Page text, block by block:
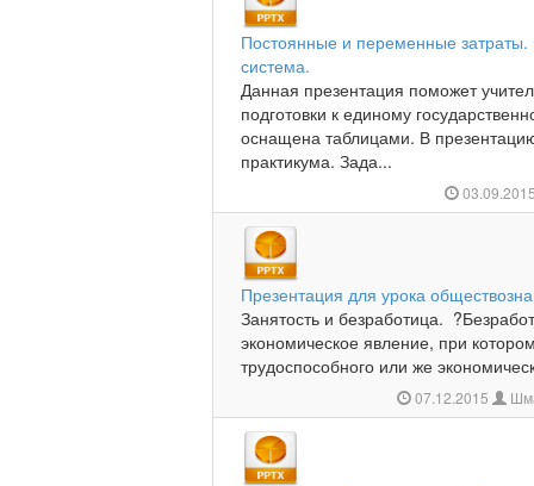
Постоянные и переменные
система.
Данная презентация поможет
подготовки к единому
оснащена таблицами. В
практикума. Зада...
Презентация для урока
Занятость и безработица.
экономическое явление, при
трудоспособного или же
07.12.2015